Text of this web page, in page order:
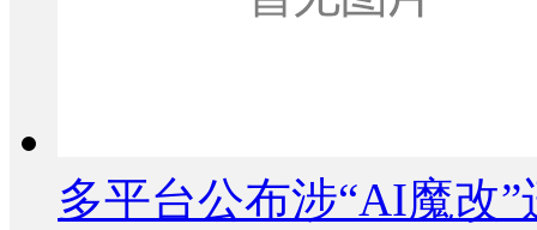
多平台公布涉“AI魔改